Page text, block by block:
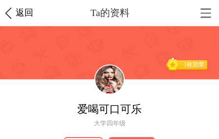
返回 Ta的资料
1枚勋章
爱喝可口可乐
大学四年级